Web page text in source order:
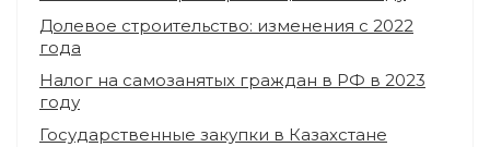
Долевое строительство: изменения с 2022
года
Налог на самозанятых граждан в РФ в 2023
году
Государственные закупки в Казахстане